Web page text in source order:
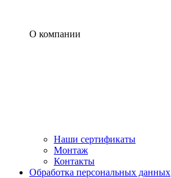
О компании
Наши сертификаты
Монтаж
Контакты
Обработка персональных данных